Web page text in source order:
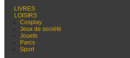
LIVRES
LOISIRS
Cosplay
Jeux de société
Jouets
Parcs
Sport